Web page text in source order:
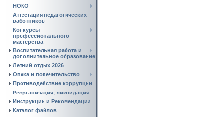
НОКО
Аттестация педагогических
работников
Конкурсы
профессионального
мастерства
Воспитательная работа и
дополнительное образование
Летний отдых 2026
Опека и попечительство
Противодействие коррупции
Реорганизация, ликвидация
Инструкции и Рекомендации
Каталог файлов